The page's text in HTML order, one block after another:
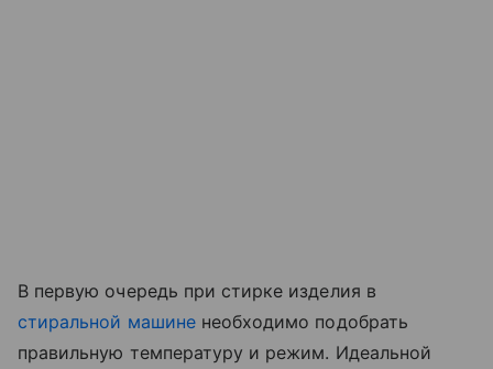
В первую очередь при стирке изделия в
стиральной машиненеобходимо подобрать
правильную температуру и режим. Идеальной